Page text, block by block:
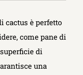
cactus è perfetto
come pane di
di
una